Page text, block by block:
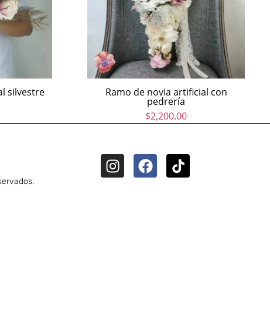
silvestre
Ramo de novia artificial con
pedrería
$2,200.00